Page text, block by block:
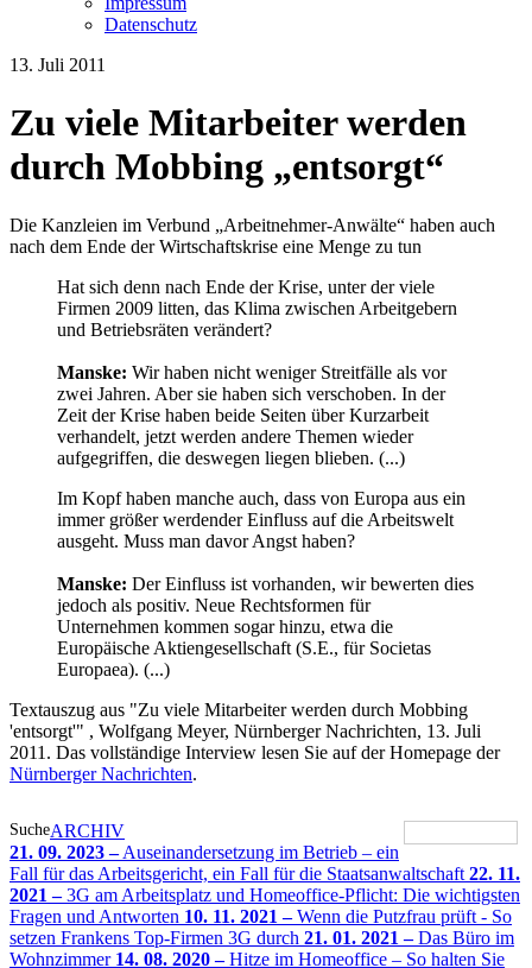
Datenschutz
13. Juli 2011
Zu viele Mitarbeiter werden
durch Mobbing „entsorgt“
Die Kanzleien im Verbund „Arbeitnehmer-Anwälte“ haben auch
nach dem Ende der Wirtschaftskrise eine Menge zu tun
Hat sich denn nach Ende der Krise, unter der viele
Firmen 2009 litten, das Klima zwischen Arbeitgebern
und Betriebsräten verändert?
Manske: Wir haben nicht weniger Streitfälle als vor
zwei Jahren. Aber sie haben sich verschoben. In der
Zeit der Krise haben beide Seiten über Kurzarbeit
verhandelt, jetzt werden andere Themen wieder
aufgegriffen, die deswegen liegen blieben. (...)
Im Kopf haben manche auch, dass von Europa aus ein
immer größer werdender Einfluss auf die Arbeitswelt
ausgeht. Muss man davor Angst haben?
Manske: Der Einfluss ist vorhanden, wir bewerten dies
jedoch als positiv. Neue Rechtsformen für
Unternehmen kommen sogar hinzu, etwa die
Europäische Aktiengesellschaft (S.E., für Societas
Europaea). (...)
Textauszug aus "Zu viele Mitarbeiter werden durch Mobbing
'entsorgt'" , Wolfgang Meyer, Nürnberger Nachrichten, 13. Juli
2011. Das vollständige Interview lesen Sie auf der Homepage der
Nürnberger Nachrichten.
SucheARCHIV
21. 09. 2023 –Auseinandersetzung im Betrieb – ein
Fall für das Arbeitsgericht, ein Fall für die Staatsanwaltschaft 22. 11.
2021 –3G am Arbeitsplatz und Homeoffice-Pflicht: Die wichtigsten
Fragen und Antworten 10. 11. 2021 –Wenn die Putzfrau prüft - So
setzen Frankens Top-Firmen 3G durch 21. 01. 2021 –Das Büro im
Wohnzimmer 14. 08. 2020 –Hitze im Homeoffice – So halten Sie